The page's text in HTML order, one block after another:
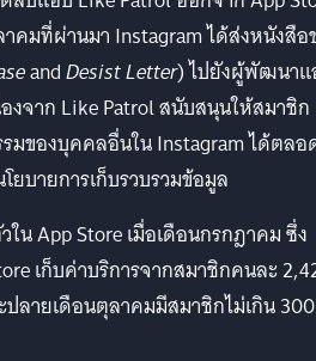
คมที่ผ่านมา Instagram ได้ส่งหนังสือ
andDesist Letter) ไปยังผู้พัฒนา
งจาก Like Patrol สนับสนุนให้สมาชิก
มของบุคคลอื่นใน Instagram ได้ตลอ
ยบายการเก็บรวบรวมข้อมูล
น App Store เมื่อเดือนกรกฎาคม ซึ่ง
เก็บค่าบริการจากสมาชิกคนละ
ลายเดือนตุลาคมมีสมาชิกไม่เกิน 300